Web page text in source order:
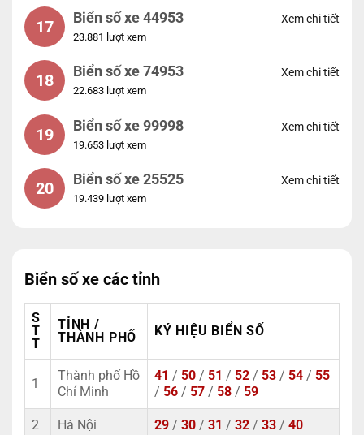
17 Biển số xe 44953
23.881 lượt xem
Xem chi tiết
18 Biển số xe 74953
22.683 lượt xem
Xem chi tiết
19 Biển số xe 99998
19.653 lượt xem
Xem chi tiết
20 Biển số xe 25525
19.439 lượt xem
Xem chi tiết
Biển số xe các tỉnh
S
T
T
TỈNH /
THÀNH PHỐ
KÝ HIỆU BIỂN SỐ
1
Thành phố Hồ
Chí Minh
41 / 50 / 51 / 52 / 53 / 54 / 55
/ 56 / 57 / 58 / 59
2 Hà Nội 29 / 30 / 31 / 32 / 33 / 40